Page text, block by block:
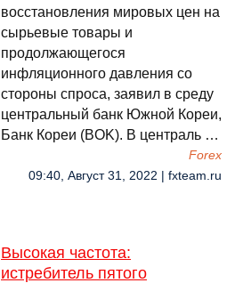
восстановления мировых цен на
сырьевые товары и
продолжающегося
инфляционного давления со
стороны спроса, заявил в среду
центральный банк Южной Кореи,
Банк Кореи (BOK). В централь …
Forex
09:40, Август 31, 2022 | fxteam.ru
Высокая частота:
истребитель пятого